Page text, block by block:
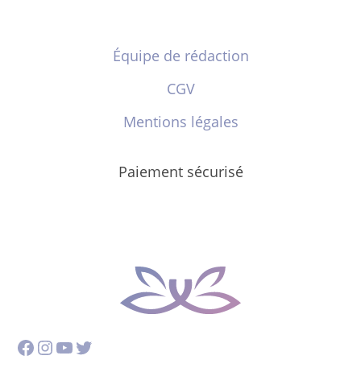
Équipe de rédaction
CGV
Mentions légales
Paiement sécurisé
Facebook
Instagram
YouTube
Twitter